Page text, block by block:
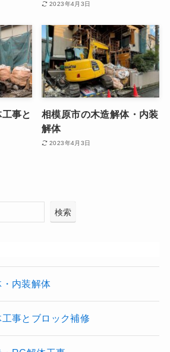
2023年4月3日
事と
相模原市の木造解体・内装
解体
2023年4月3日
検索
内装解体
事とブロック補修